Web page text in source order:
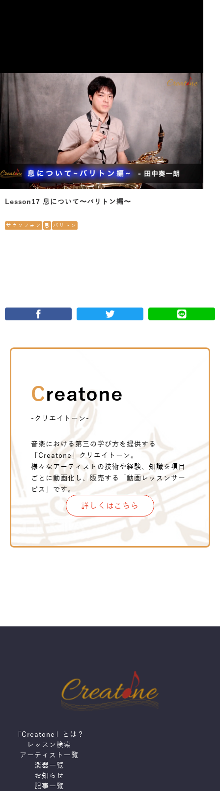
Lesson17 息について〜バリトン編〜
サクソフォン 息 バリトン
Creatone
-クリエイトーン-
音楽における第三の学び方を提供する
「Creatone」クリエイトーン。
様々なアーティストの技術や経験、知識を項目
ごとに動画化し、販売する「動画レッスンサー
ビス」です。
詳しくはこちら
「Creatone」とは？
レッスン検索
アーティスト一覧
楽器一覧
お知らせ
記事一覧